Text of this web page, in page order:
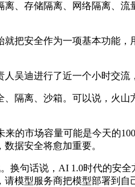
离、存储隔离、网络隔离、
安全作为一项基本功能，
迪进行了近一个小时交流
离、沙箱。可以说，火山
市场容量可能是今天的
据安全将愈加重要。
句话说，AI 1.0时代的安
模型服务商把模型部署到